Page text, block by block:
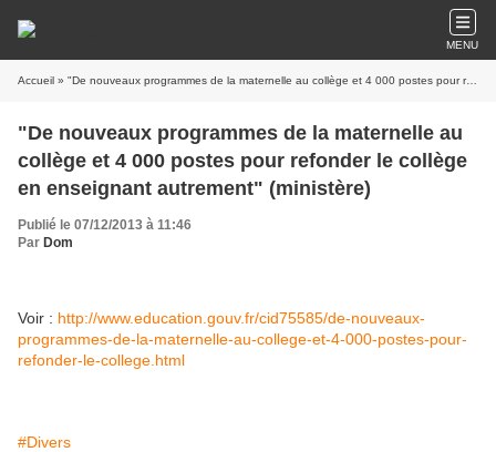
MENU
Accueil » "De nouveaux programmes de la maternelle au collège et 4 000 postes pour refonder le collège en enseignant autrement" (ministère)
"De nouveaux programmes de la maternelle au
collège et 4 000 postes pour refonder le collège
en enseignant autrement" (ministère)
Publié le 07/12/2013 à 11:46
Par Dom
Voir : http://www.education.gouv.fr/cid75585/de-nouveaux-
programmes-de-la-maternelle-au-college-et-4-000-postes-pour-
refonder-le-college.html
#Divers